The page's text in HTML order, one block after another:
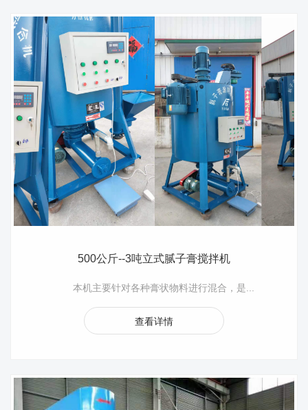
500公斤--3吨立式腻子膏搅拌机
本机主要针对各种膏状物料进行混合，是...
查看详情